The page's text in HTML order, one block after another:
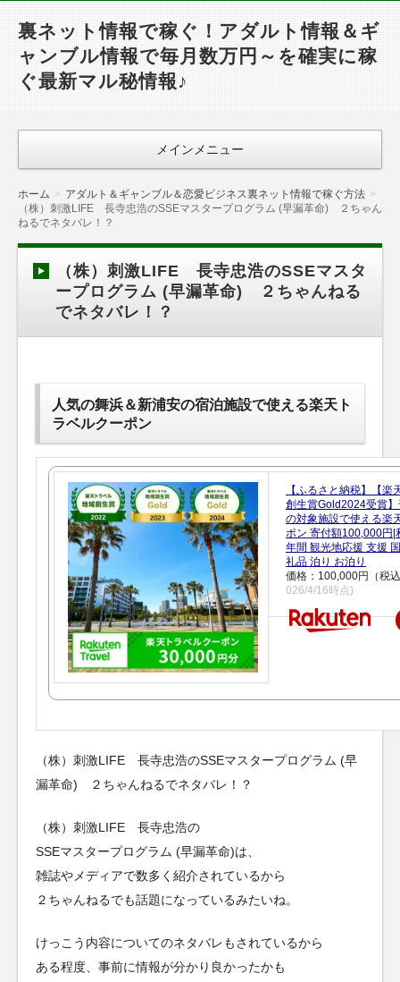
裏ネット情報で稼ぐ！アダルト情報＆ギ
ャンブル情報で毎月数万円～を確実に稼
ぐ最新マル秘情報♪
メインメニュー
ホーム
アダルト＆ギャンブル＆恋愛ビジネス裏ネット情報で稼ぐ方法
（株）刺激LIFE 長寺忠浩のSSEマスタープログラム (早漏革命) ２ちゃん
ねるでネタバレ！？
（株）刺激LIFE 長寺忠浩のSSEマスタ
ープログラム (早漏革命) ２ちゃんねる
でネタバレ！？
人気の舞浜＆新浦安の宿泊施設で使える楽天ト
ラベルクーポン
【ふるさと納税】【楽
創生賞Gold2024受賞
の対象施設で使える楽
ポン 寄付額100,000円|
年間 観光地応援 支援
礼品 泊り お泊り
価格：100,000円（税
026/4/16時点)
（株）刺激LIFE 長寺忠浩のSSEマスタープログラム (早
漏革命) ２ちゃんねるでネタバレ！？
（株）刺激LIFE 長寺忠浩の
SSEマスタープログラム (早漏革命)は、
雑誌やメディアで数多く紹介されているから
２ちゃんねるでも話題になっているみたいね。
けっこう内容についてのネタバレもされているから
ある程度、事前に情報が分かり良かったかも